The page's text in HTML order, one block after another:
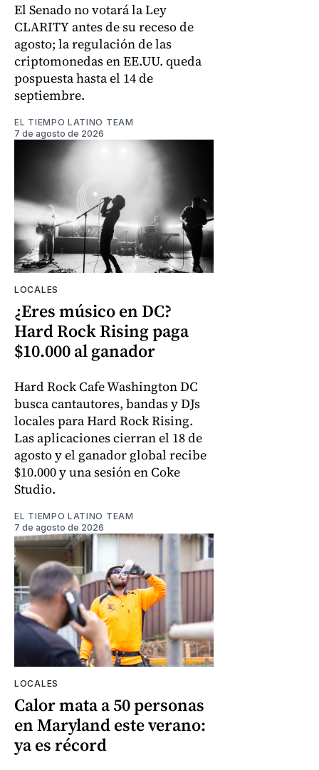
El Senado no votará la Ley
CLARITY antes de su receso de
agosto; la regulación de las
criptomonedas en EE.UU. queda
pospuesta hasta el 14 de
septiembre.
EL TIEMPO LATINO TEAM
7 de agosto de 2026
LOCALES
¿Eres músico en DC?
Hard Rock Rising paga
$10.000 al ganador
Hard Rock Cafe Washington DC
busca cantautores, bandas y DJs
locales para Hard Rock Rising.
Las aplicaciones cierran el 18 de
agosto y el ganador global recibe
$10.000 y una sesión en Coke
Studio.
EL TIEMPO LATINO TEAM
7 de agosto de 2026
LOCALES
Calor mata a 50 personas
en Maryland este verano:
ya es récord